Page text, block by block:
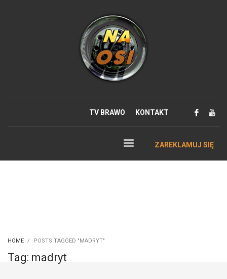
TV BRAWO KONTAKT
ZAREKLAMUJ SIĘ
HOME POSTS TAGGED "MADRYT"
Tag: madryt